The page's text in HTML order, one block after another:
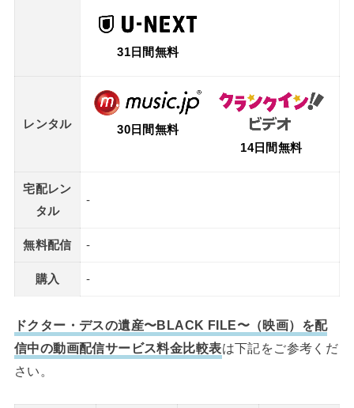
31日間無料
レンタル
30日間無料
14日間無料
宅配レン
タル
-
無料配信 -
購入 -
ドクター・デスの遺産〜BLACK FILE〜（映画）を配
信中の動画配信サービス料金比較表は下記をご参考くだ
さい。